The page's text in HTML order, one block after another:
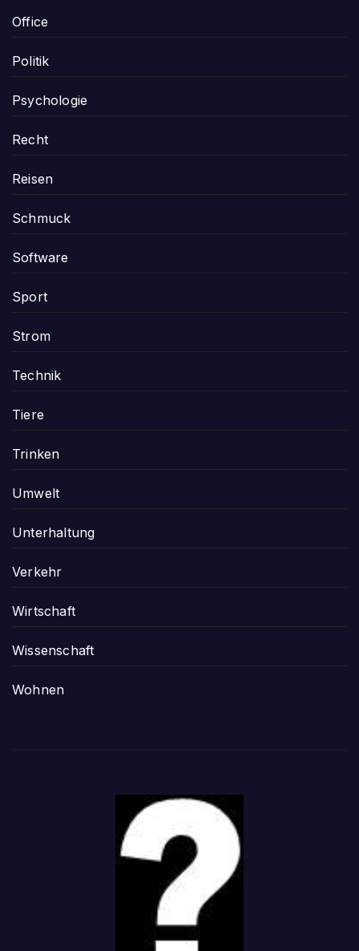
Office
Politik
Psychologie
Recht
Reisen
Schmuck
Software
Sport
Strom
Technik
Tiere
Trinken
Umwelt
Unterhaltung
Verkehr
Wirtschaft
Wissenschaft
Wohnen